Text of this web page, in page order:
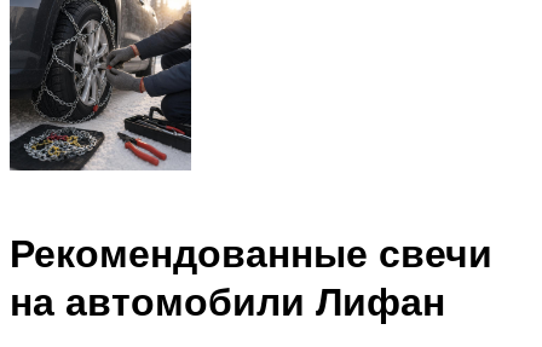
Рекомендованные свечи
на автомобили Лифан